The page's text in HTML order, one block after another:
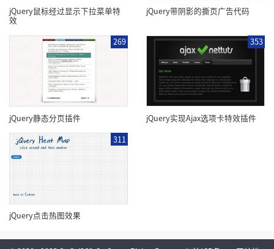
jQuery鼠标经过显示下拉菜单特
效
jQuery带阴影的撕页广告代码
269
jQuery静态分页插件
353
jQuery实现Ajax选项卡特效插件
311
jQuery点击热图效果